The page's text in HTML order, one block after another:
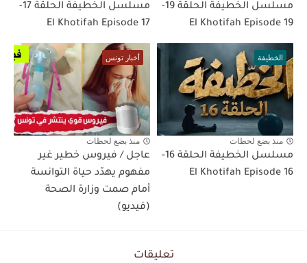
مسلسل الخطيفة الحلقة 19-
El Khotifah Episode 19
مسلسل الخطيفة الحلقة 17-
El Khotifah Episode 17
الخطيفة
منذ بضع لحظات
مسلسل الخطيفة الحلقة 16-
El Khotifah Episode 16
أخبار تونس
منذ بضع لحظات
عاجل / فيروس خطير غير
مفهوم يهدّد حياة التوانسة
أمام صمت وزارة الصحة
(فيديو)
تعليقات